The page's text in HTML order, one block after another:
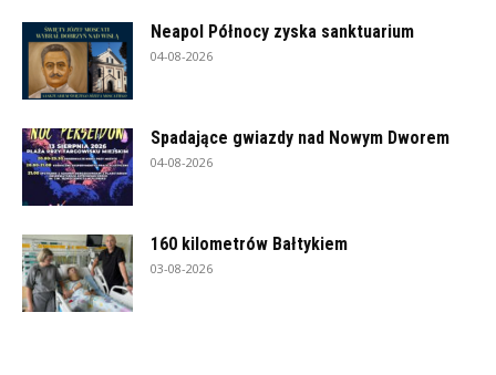
Neapol Północy zyska sanktuarium
04-08-2026
Spadające gwiazdy nad Nowym Dworem
04-08-2026
160 kilometrów Bałtykiem
03-08-2026